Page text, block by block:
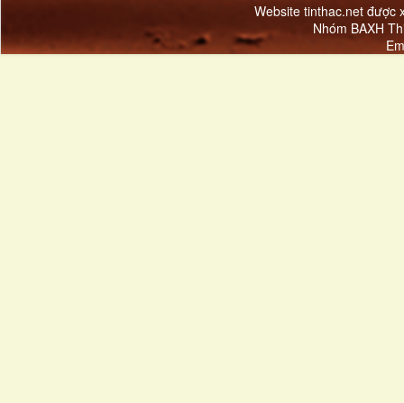
Website tinthac.net được
Nhóm BAXH